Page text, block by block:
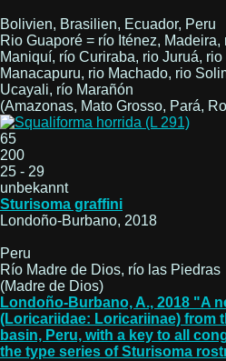
Bolivien, Brasilien, Ecuador, Peru
Rio Guaporé = río Iténez,
Maniquí, río Curiraba, rio Juruá,
Manacapuru, rio Machado, rio
Ucayali, río Marañón
(Amazonas, Mato Grosso, Pará,
65
200
25 - 29
unbekannt
Sturisoma graffini
Londoño-Burbano, 2018
Peru
Río Madre de Dios, río las Piedras
(Madre de Dios)
Londoño-Burbano, A., 2018 "A
(Loricariidae: Loricariinae) from
basin, Peru, with a key to all
the type series of Sturisoma